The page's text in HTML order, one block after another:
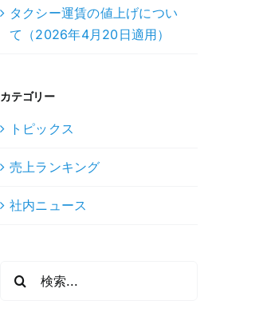
タクシー運賃の値上げについ
て（2026年4月20日適用）
カテゴリー
トピックス
売上ランキング
社内ニュース